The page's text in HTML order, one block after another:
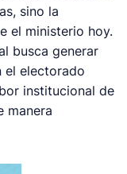
sino la
el ministerio hoy.
busca generar
el electorado
institucional de
manera